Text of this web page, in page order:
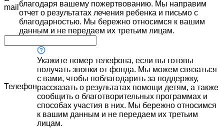
mail благодаря вашему пожертвованию. Мы направим
отчет о результатах лечения ребенка и письмо с
благодарностью. Мы бережно относимся к вашим
данным и не передаем их третьим лицам.
Телефон
Укажите номер телефона, если вы готовы
получать звонки от фонда. Мы можем связаться
с вами, чтобы поблагодарить за поддержку,
рассказать о результатах помощи детям, а также
сообщить о благотворительных программах и
способах участия в них. Мы бережно относимся
к вашим данным и не передаем их третьим
лицам.